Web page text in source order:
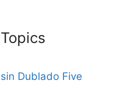
Dublado Five